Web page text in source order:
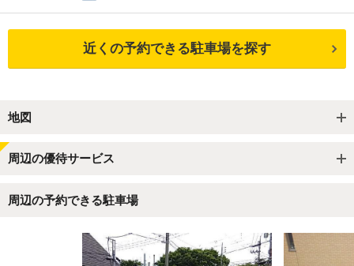
近くの予約できる駐車場を探す
地図
周辺の優待サービス
周辺の予約できる駐車場